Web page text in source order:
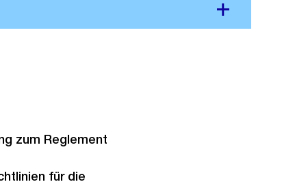
zum Reglement
für die